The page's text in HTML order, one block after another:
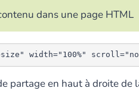
dans une page HTML
partage en haut à droite de